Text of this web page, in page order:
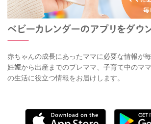
赤ちゃんの成長にあったママに必要な情報が毎
妊娠から出産までのプレママ、子育て中のマ
の生活に役立つ情報をお届けします。